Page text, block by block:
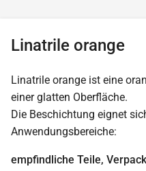
Linatrile orange
Linatrile orange ist eine
einer glatten Oberfläche.
Die Beschichtung eignet
Anwendungsbereiche:
empfindliche Teile,